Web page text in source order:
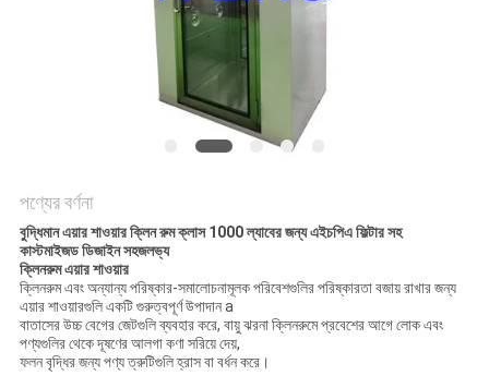
পণ্যের বর্ণনা
বুদ্ধিমান এয়ার শাওয়ার ক্লিন রুম ক্লাস 1000 ল্যাবের জন্য এইচপিএ ফিল্টার সহ
কাস্টমাইজড ডিজাইন সহজলভ্য
ক্লিনরুম এয়ার শাওয়ার
ক্লিনরুম এবং অন্যান্য পরিষ্কার-সমালোচনামূলক পরিবেশগুলির পরিষ্কারতা বজায় রাখার জন্য
এয়ার শাওয়ারগুলি একটি গুরুত্বপূর্ণ উপাদান a
বাতাসের উচ্চ বেগের জেটগুলি ব্যবহার করে, বায়ু ঝরনা ক্লিনরুমে প্রবেশের আগে লোক এবং
পণ্যগুলির থেকে দূষণের আলগা কণা সরিয়ে দেয়,
ফলন বৃদ্ধির জন্য পণ্য ত্রুটিগুলি হ্রাস বা বর্ধন করে।